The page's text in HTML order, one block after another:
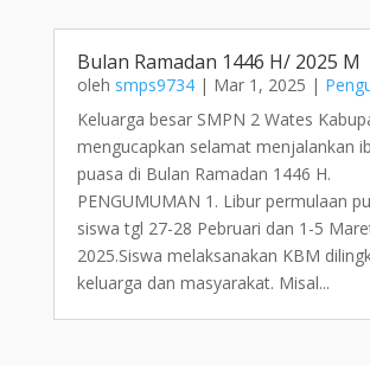
Bulan Ramadan 1446 H/ 2025 M
oleh smps9734| Mar 1, 2025 |
Keluarga besar SMPN 2 Wates
mengucapkan selamat menjalankan
puasa di Bulan Ramadan 1446 H.
PENGUMUMAN 1. Libur permulaan
siswa tgl 27-28 Pebruari dan 1-5
2025.Siswa melaksanakan KBM
keluarga dan masyarakat. Misal...